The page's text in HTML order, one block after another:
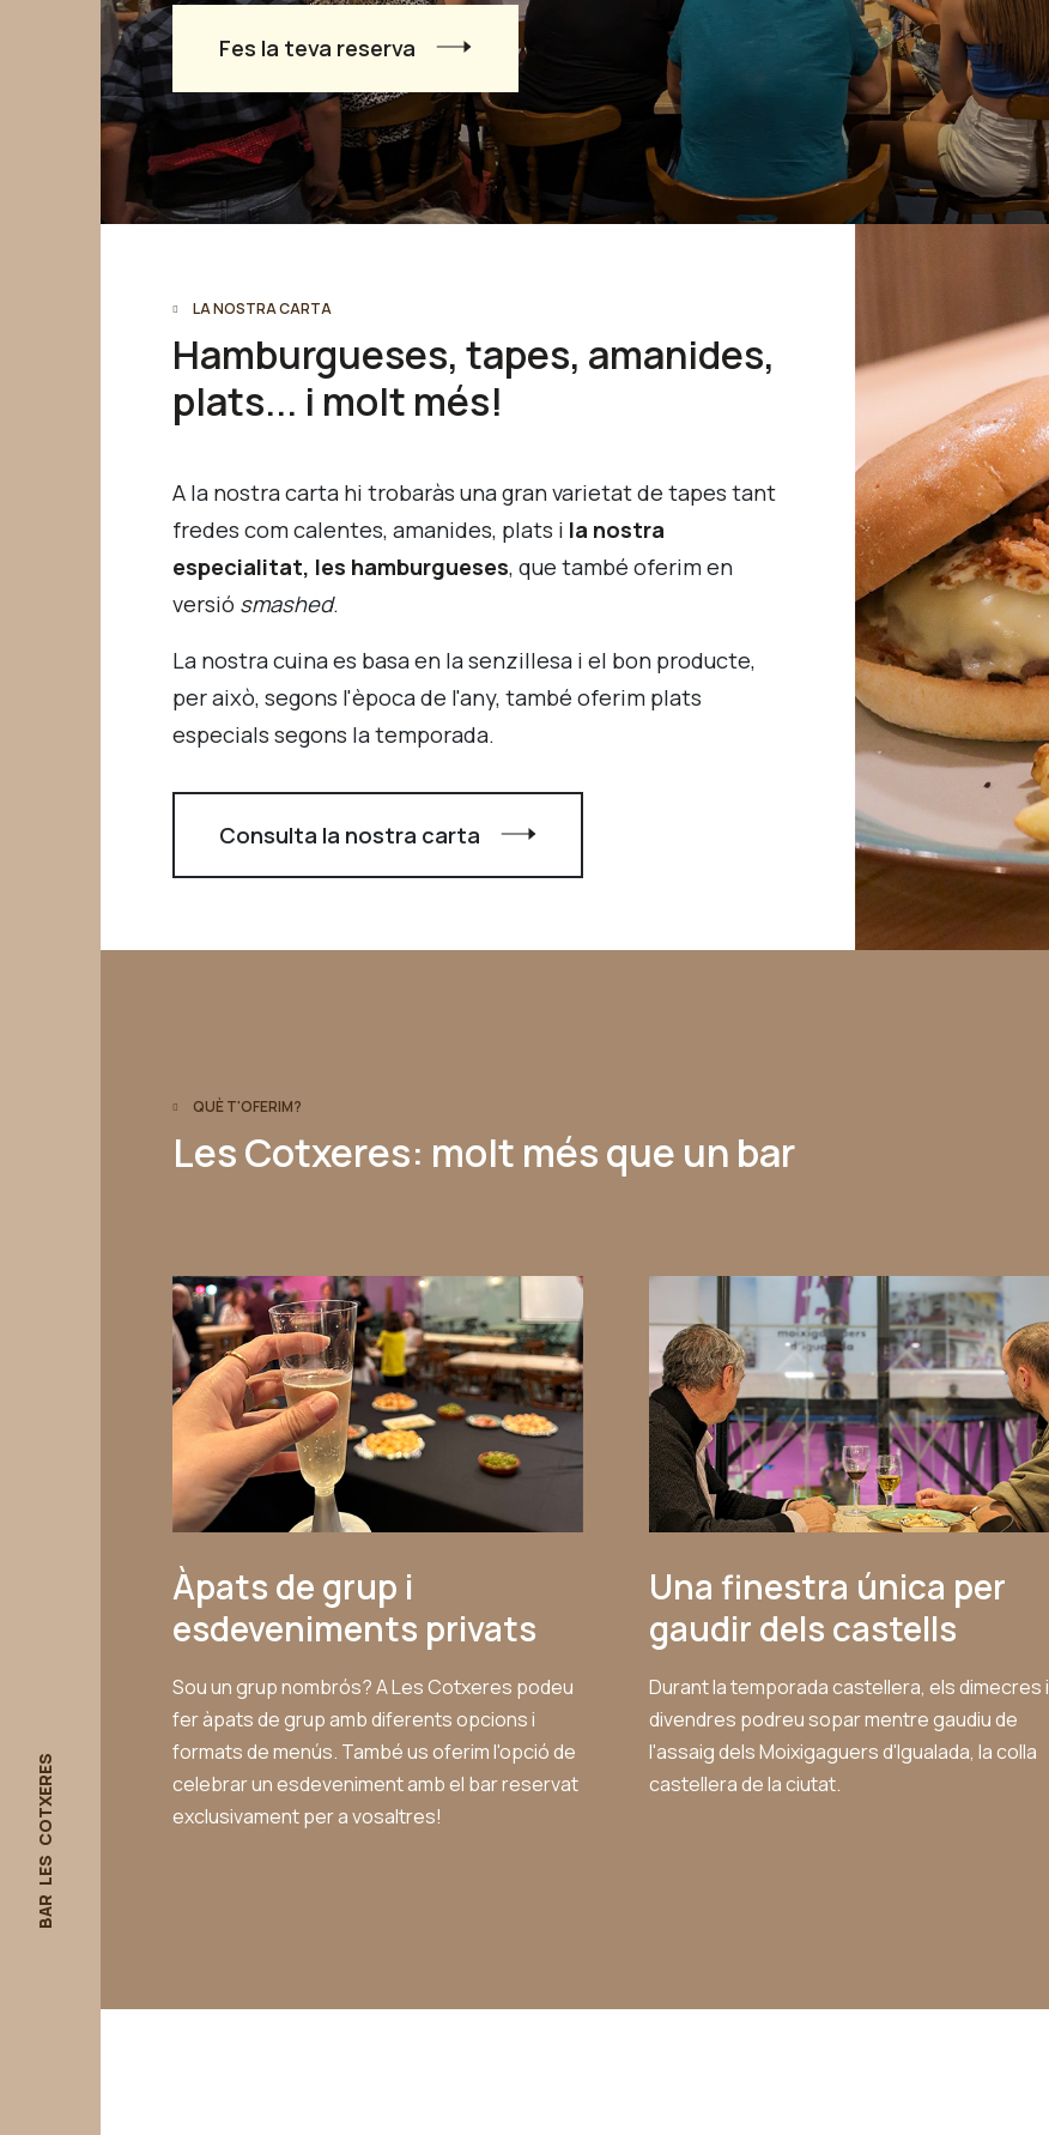
BAR LES COTXERES
Fes la teva reserva
LA NOSTRA CARTA
Hamburgueses, tapes, amanides,
plats... i molt més!
A la nostra carta hi trobaràs una gran varietat de tapes tant
fredes com calentes, amanides, plats i la nostra
especialitat, les hamburgueses, que també oferim en
versió smashed.
La nostra cuina es basa en la senzillesa i el bon producte,
per això, segons l'època de l'any, també oferim plats
especials segons la temporada.
Consulta la nostra carta
QUÈ T'OFERIM?
Les Cotxeres: molt més que un bar
Àpats de grup i
esdeveniments privats
Sou un grup nombrós? A Les Cotxeres podeu
fer àpats de grup amb diferents opcions i
formats de menús. També us oferim l'opció de
celebrar un esdeveniment amb el bar reservat
exclusivament per a vosaltres!
Una finestra única per
gaudir dels castells
Durant la temporada castellera, els dimecres i
divendres podreu sopar mentre gaudiu de
l'assaig dels Moixigaguers d'Igualada, la colla
castellera de la ciutat.